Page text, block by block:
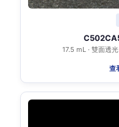
17.5 mL · 雙面透
查